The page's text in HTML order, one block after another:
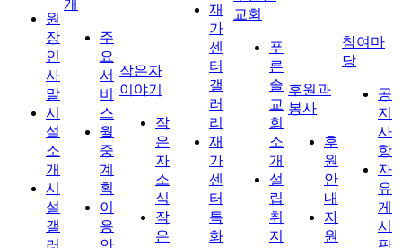
원
장
인
사
말
시
설
소
개
시
설
갤
러
개
주
요
서
비
스
월
중
계
획
이
용
안
작은자
이야기
작
은
자
소
식
작
은
재
가
센
터
갤
러
리
재
가
센
터
특
화
교회
푸
른
솔
교
회
소
개
설
립
취
지
후원과
봉사
후
원
안
내
자
원
참여마
당
공
지
사
항
자
유
게
시
판